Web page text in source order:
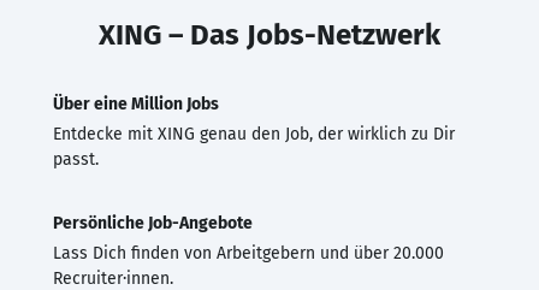
XING – Das Jobs-Netzwerk
Über eine Million Jobs
Entdecke mit XING genau den Job, der wirklich zu Dir
passt.
Persönliche Job-Angebote
Lass Dich finden von Arbeitgebern und über 20.000
Recruiter·innen.